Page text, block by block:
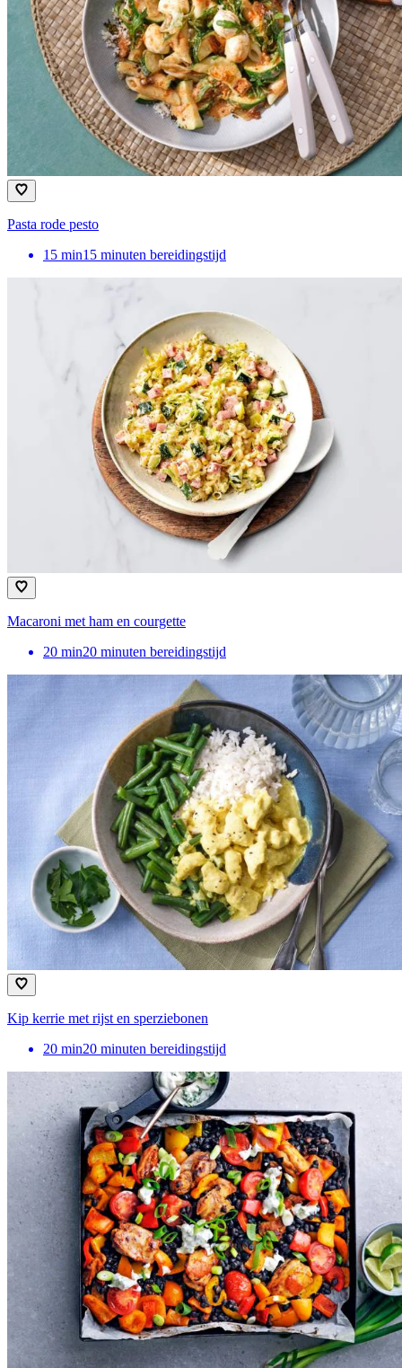
Pasta rode pesto
15 min15 minuten bereidingstijd
Macaroni met ham en courgette
20 min20 minuten bereidingstijd
Kip kerrie met rijst en sperziebonen
20 min20 minuten bereidingstijd